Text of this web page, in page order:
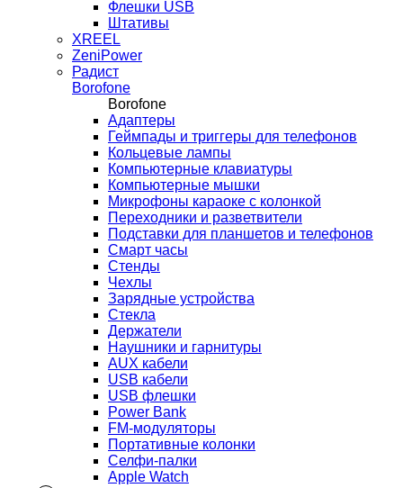
Флешки USB
Штативы
XREEL
ZeniPower
Радист
Borofone
Borofone
Адаптеры
Геймпады и триггеры для телефонов
Кольцевые лампы
Компьютерные клавиатуры
Компьютерные мышки
Микрофоны караоке с колонкой
Переходники и разветвители
Подставки для планшетов и телефонов
Смарт часы
Стенды
Чехлы
Зарядные устройства
Стекла
Держатели
Наушники и гарнитуры
AUX кабели
USB кабели
USB флешки
Power Bank
FM-модуляторы
Портативные колонки
Селфи-палки
Apple Watch